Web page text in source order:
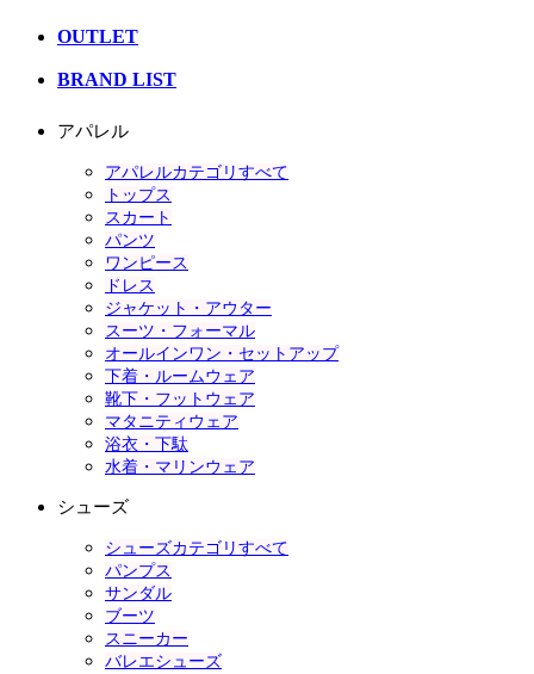
OUTLET
BRAND LIST
アパレル
アパレルカテゴリすべて
トップス
スカート
パンツ
ワンピース
ドレス
ジャケット・アウター
スーツ・フォーマル
オールインワン・セットアップ
下着・ルームウェア
靴下・フットウェア
マタニティウェア
浴衣・下駄
水着・マリンウェア
シューズ
シューズカテゴリすべて
パンプス
サンダル
ブーツ
スニーカー
バレエシューズ